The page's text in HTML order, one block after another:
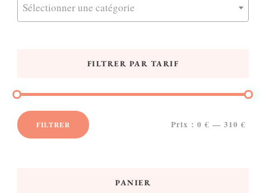
Sélectionner une catégorie
FILTRER PAR TARIF
FILTRER Prix : 0 € — 310 €
PANIER